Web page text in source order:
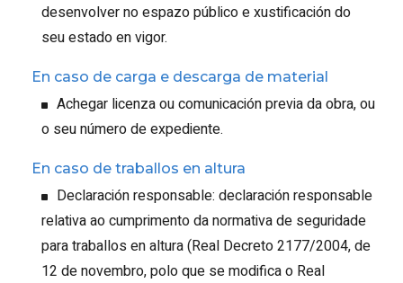
desenvolver no espazo público e xustificación do
seu estado en vigor.
En caso de carga e descarga de material
Achegar licenza ou comunicación previa da obra, ou
o seu número de expediente.
En caso de traballos en altura
Declaración responsable: declaración responsable
relativa ao cumprimento da normativa de seguridade
para traballos en altura (Real Decreto 2177/2004, de
12 de novembro, polo que se modifica o Real